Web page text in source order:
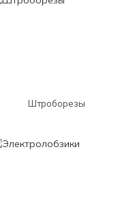
Штроборезы